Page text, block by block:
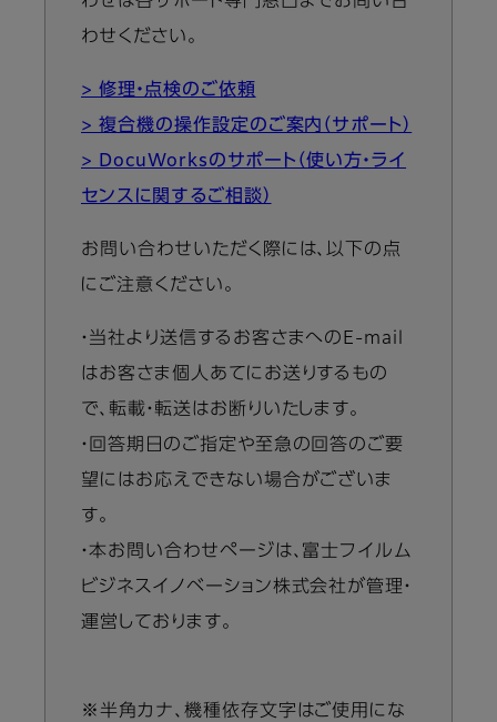
わせください。
> 修理・点検のご依頼
> 複合機の操作設定のご案内（サポート）
> DocuWorksのサポート（使い方・ライ
センスに関するご相談）
お問い合わせいただく際には、以下の点
にご注意ください。
・当社より送信するお客さまへのE-mail
はお客さま個人あてにお送りするもの
で、転載・転送はお断りいたします。
・回答期日のご指定や至急の回答のご要
望にはお応えできない場合がございま
す。
・本お問い合わせページは、富士フイルム
ビジネスイノベーション株式会社が管理・
運営しております。
※半角カナ、機種依存文字はご使用にな